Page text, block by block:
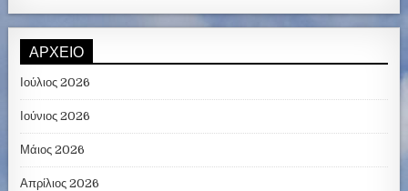
ΑΡΧΕΊΟ
Ιούλιος 2026
Ιούνιος 2026
Μάιος 2026
Απρίλιος 2026